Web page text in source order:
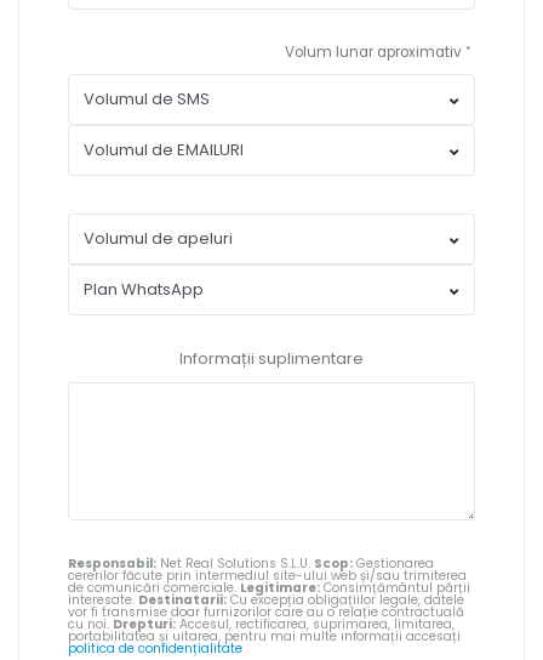
Volum lunar aproximativ
Informații suplimentare
Responsabil: Net Real Solutions S.L.U. Scop: Gestionarea
cererilor făcute prin intermediul site-ului web și/sau trimiterea
de comunicări comerciale. Legitimare: Consimțământul părții
interesate. Destinatarii: Cu excepția obligațiilor legale, datele
vor fi transmise doar furnizorilor care au o relație contractuală
cu noi. Drepturi: Accesul, rectificarea, suprimarea, limitarea,
portabilitatea și uitarea, pentru mai multe informații accesați
politica de confidențialitate .